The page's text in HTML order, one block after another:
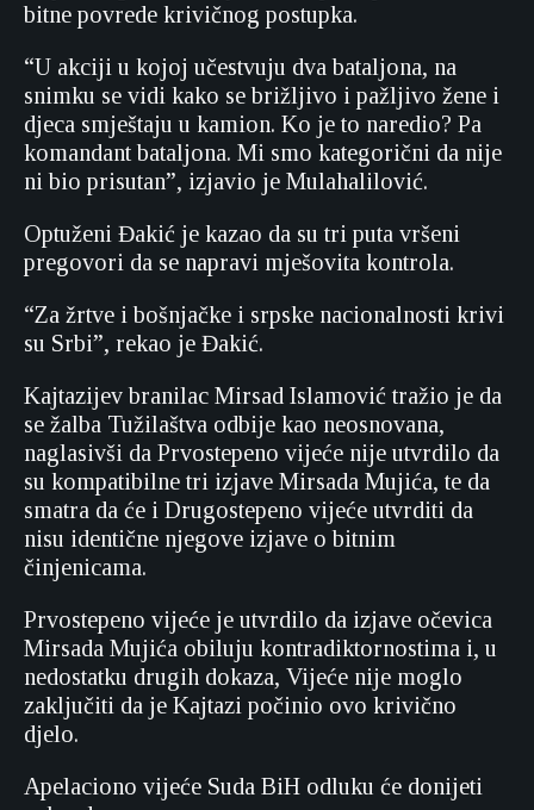
bitne povrede krivičnog postupka.
“U akciji u kojoj učestvuju dva bataljona, na
snimku se vidi kako se brižljivo i pažljivo žene i
djeca smještaju u kamion. Ko je to naredio? Pa
komandant bataljona. Mi smo kategorični da nije
ni bio prisutan”, izjavio je Mulahalilović.
Optuženi Đakić je kazao da su tri puta vršeni
pregovori da se napravi mješovita kontrola.
“Za žrtve i bošnjačke i srpske nacionalnosti krivi
su Srbi”, rekao je Đakić.
Kajtazijev branilac Mirsad Islamović tražio je da
se žalba Tužilaštva odbije kao neosnovana,
naglasivši da Prvostepeno vijeće nije utvrdilo da
su kompatibilne tri izjave Mirsada Mujića, te da
smatra da će i Drugostepeno vijeće utvrditi da
nisu identične njegove izjave o bitnim
činjenicama.
Prvostepeno vijeće je utvrdilo da izjave očevica
Mirsada Mujića obiluju kontradiktornostima i, u
nedostatku drugih dokaza, Vijeće nije moglo
zaključiti da je Kajtazi počinio ovo krivično
djelo.
Apelaciono vijeće Suda BiH odluku će donijeti